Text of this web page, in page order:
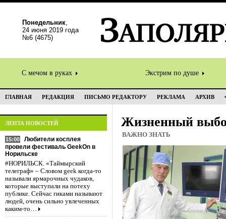
Понедельник,
24 июня 2019 года
№6 (4675)
С мечом в руках Экстрим по душе
ГЛАВНАЯ РЕДАКЦИЯ ПИСЬМО РЕДАКТОРУ РЕКЛАМА АРХИВ
ЛЕНТА НОВОСТЕЙ
15:00
Любители косплея
провели фестиваль GeekOn в
Норильске
#НОРИЛЬСК. «Таймырский
телеграф» – Словом geek когда-то
называли ярмарочных чудаков,
которые выступали на потеху
публике. Сейчас гиками называют
людей, очень сильно увлеченных
каким-то…
Жизненный
ВАЖНО ЗНАТЬ